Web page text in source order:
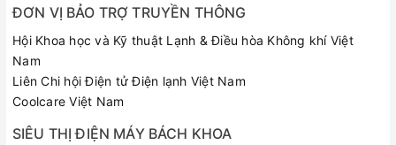
ĐƠN VỊ BẢO TRỢ TRUYỀN THÔNG
Hội Khoa học và Kỹ thuật Lạnh & Điều hòa Không khí Việt
Nam
Liên Chi hội Điện tử Điện lạnh Việt Nam
Coolcare Việt Nam
SIÊU THỊ ĐIỆN MÁY BÁCH KHOA